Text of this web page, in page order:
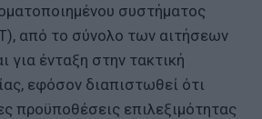
συστήματος
από το σύνολο των αιτήσεων
για ένταξη στην τακτική
εφόσον διαπιστωθεί ότι
προϋποθέσεις επιλεξιμότητας